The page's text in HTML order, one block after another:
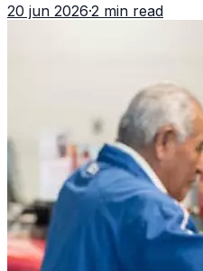
fallido con la administración
20 jun 2026·2 min read